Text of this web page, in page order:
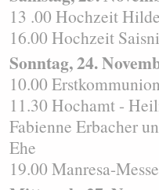
13 .00 Hochzeit
16.00 Hochzeit
Sonntag, 24.
10.00
11.30 Hochamt -
Fabienne Erbacher
Ehe
19.00 Manresa-